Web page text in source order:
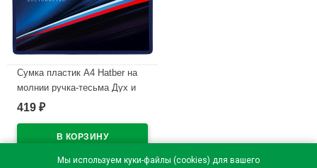
Мы используем куки-файлы (cookies) для вашего
Сумка пластик А4 Hatber на
молнии ручка-тесьма Дух и
доблесть арт.AMn_07091
419 ₽